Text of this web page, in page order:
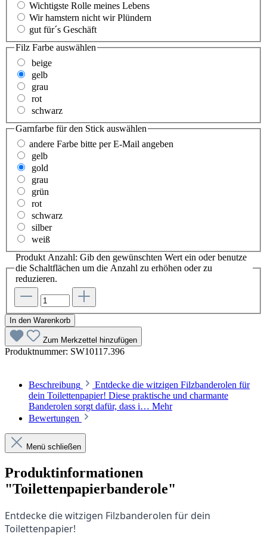
Wichtigste Rolle meines Lebens
Wir hamstern nicht wir Plündern
gut für´s Geschäft
Filz Farbe auswählen
beige
gelb
grau
rot
schwarz
Garnfarbe für den Stick auswählen
andere Farbe bitte per E-Mail angeben
gelb
gold
grau
grün
rot
schwarz
silber
weiß
Produkt Anzahl: Gib den gewünschten Wert ein oder benutze
die Schaltflächen um die Anzahl zu erhöhen oder zu
reduzieren.
In den Warenkorb
Zum Merkzettel hinzufügen
Produktnummer: SW10117.396
Beschreibung
Entdecke die witzigen Filzbanderolen für
dein Toilettenpapier! Diese praktische und charmante
Banderolen sorgt dafür, dass i… Mehr
Bewertungen
Menü schließen
Produktinformationen
"Toilettenpapierbanderole"
Entdecke die witzigen Filzbanderolen für dein
Toilettenpapier!